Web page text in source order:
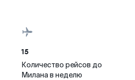
15
Количество рейсов до
Милана в неделю